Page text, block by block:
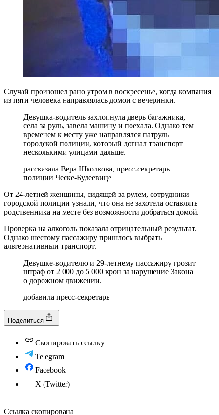
Случай произошел рано утром в воскресенье, когда компания
из пяти человека направлялась домой с вечеринки.
Девушка-водитель захлопнула дверь багажника,
села за руль, завела машину и поехала. Однако тем
временем к месту уже направлялся патруль
городской полиции, который догнал транспорт
несколькими улицами дальше.
рассказала Вера Школкова, пресс-секретарь
полиции Ческе-Будеевице
От 24-летней женщины, сидящей за рулем, сотрудники
городской полиции узнали, что она не захотела оставлять
родственника на месте без возможности добраться домой.
Проверка на алкоголь показала отрицательный результат.
Однако шестому пассажиру пришлось выбрать
альтернативный транспорт.
Девушке-водителю и 29-летнему пассажиру грозит
штраф от 2 000 до 5 000 крон за нарушение Закона
о дорожном движении.
добавила пресс-секретарь
Поделиться
Скопировать ссылку
Telegram
Facebook
X (Twitter)
Ссылка скопирована